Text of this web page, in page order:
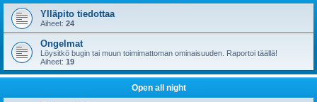
i
Ylläpito tiedottaa
Aiheet: 24
Ongelmat
Löysitkö bugin tai muun toimimattoman ominaisuuden. Raportoi täällä!
Aiheet: 19
Open all night